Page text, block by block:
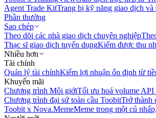
Agent Trade KitTrang bị kỹ năng giao dịch
Phần thưởng
Sao chép
Theo dõi các nhà giao dịch chuyên nghiệp
Thạc sĩ giao dịch tuyển dụngKiếm được thu
Nhiều hơn
Tài chính
Quản lý tài chínhKiếm lợi nhuận ổn định từ
Khuyến mãi
Chương trình Môi giớiTối ưu hoá volume API
Chương trình đại sứ toàn cầu ToobitTrở thành
Toobit x Nova.MemeMeme trong một cú